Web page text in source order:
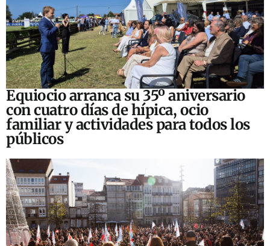
Equiocio arranca su 35º aniversario
con cuatro días de hípica, ocio
familiar y actividades para todos los
públicos